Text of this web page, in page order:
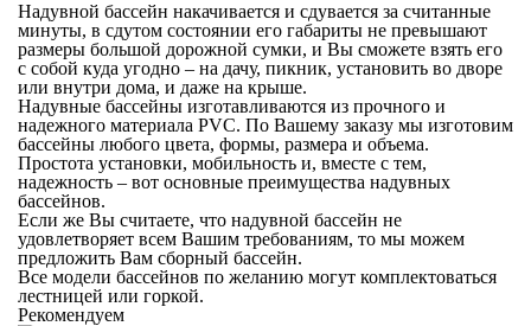
Надувной бассейн накачивается и сдувается за считанные
минуты, в сдутом состоянии его габариты не превышают
размеры большой дорожной сумки, и Вы сможете взять его
с собой куда угодно – на дачу, пикник, установить во дворе
или внутри дома, и даже на крыше.
Надувные бассейны изготавливаются из прочного и
надежного материала PVC. По Вашему заказу мы изготовим
бассейны любого цвета, формы, размера и объема.
Простота установки, мобильность и, вместе с тем,
надежность – вот основные преимущества надувных
бассейнов.
Если же Вы считаете, что надувной бассейн не
удовлетворяет всем Вашим требованиям, то мы можем
предложить Вам сборный бассейн.
Все модели бассейнов по желанию могут комплектоваться
лестницей или горкой.
Рекомендуем